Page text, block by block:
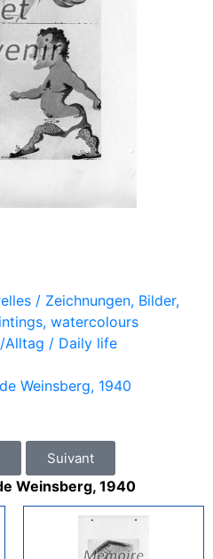
/ Zeichnungen, Bilder,
watercolours
Alltag / Daily life
Weinsberg, 1940
Suivant
Weinsberg, 1940